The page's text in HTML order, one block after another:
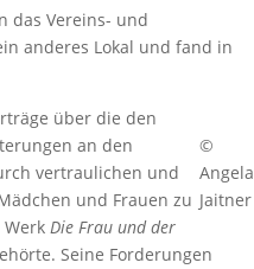
das Vereins- und
anderes Lokal und fand in
©
Angela
Jaitner
über die den
an den
vertraulichen und
und Frauen zu
WerkDie Frau und der
Seine Forderungen